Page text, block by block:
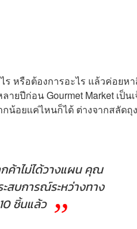
ร หรือต้องการอะไร แล้วค่อยห
ยปีก่อน Gourmet Market เป็นเ
น้อยแค่ไหนก็ได้ ต่างจากสลัดถุง
ค้าไม่ได้วางแผน คุณ
สบการณ์ระหว่างทาง
ชิ้นแล้ว